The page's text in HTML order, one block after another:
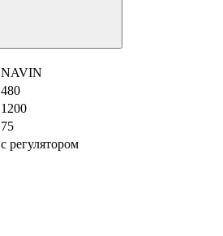
NAVIN
480
1200
75
с регулятором